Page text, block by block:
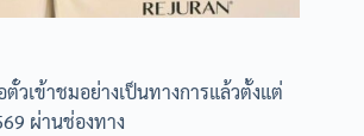
วเข้าชมอย่างเป็นทางการแล้วตั้งแต่
ผ่านช่องทาง